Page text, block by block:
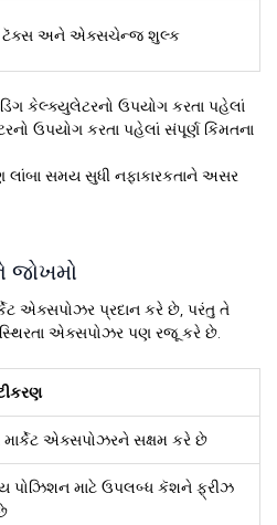
ટૅક્સ અને એક્સચેન્જ શુલ્ક
કેલ્ક્યુલેટરનો ઉપયોગ કરતા પહેલાં
ઉપયોગ કરતા પહેલાં સંપૂર્ણ કિંમતના
લાંબા સમય સુધી નફાકારકતાને અસર
જોખમો
એક્સપોઝર પ્રદાન કરે છે, પરંતુ તે
એક્સપોઝર પણ રજૂ કરે છે.
માર્કેટ એક્સપોઝરને સક્ષમ કરે છે
પોઝિશન માટે ઉપલબ્ધ કૅશને ફ્રીઝ